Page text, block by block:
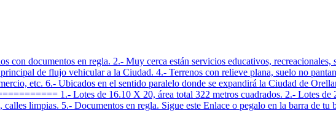
documentos en regla. 2.- Muy cerca están servicios educativos, recreacionales,
de flujo vehicular a la Ciudad. 4.- Terrenos con relieve plana, suelo no
etc. 6.- Ubicados en el sentido paralelo donde se expandirá la Ciudad de
1.- Lotes de 16.10 X 20, área total 322 metros cuadrados. 2.- Lotes de
limpias. 5.- Documentos en regla. Sigue este Enlace o pegalo en la barra de